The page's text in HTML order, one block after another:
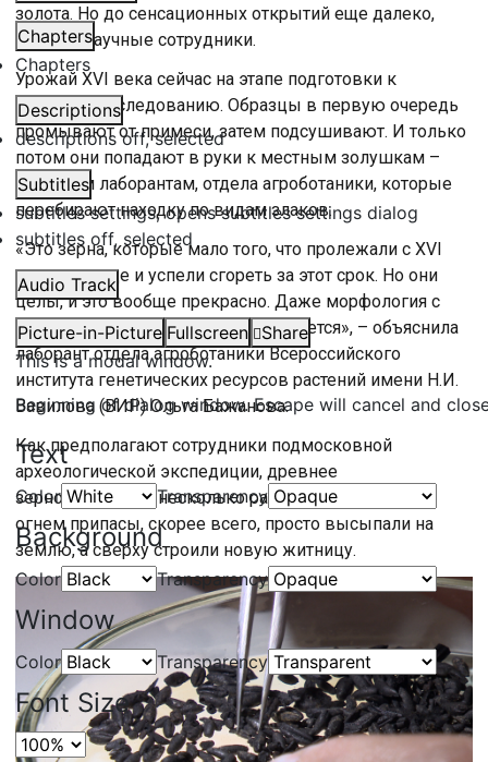
Chapters
Chapters
Descriptions
descriptions off, selected
Subtitles
subtitles settings, opens subtitles settings dialog
subtitles off, selected
Audio Track
Picture-in-Picture Fullscreen
Share
This is a modal window.
Beginning of dialog window. Escape will cancel and
Text
Color Transparency
Background
Color Transparency
Window
Color Transparency
Font Size
золота. Но до сенсационных открытий еще далеко,
говорят научные сотрудники.
Урожай XVI века сейчас на этапе подготовки к
главному исследованию. Образцы в первую очередь
промывают от примеси, затем подсушивают. И только
потом они попадают в руки к местным золушкам –
молодым лаборантам, отдела агроботаники, которые
перебирают находку по видам злаков.
«Это зерна, которые мало того, что пролежали с XVI
века, они еще и успели сгореть за этот срок. Но они
целы, и это вообще прекрасно. Даже морфология с
учетом изменения все еще сохраняется», – объяснила
лаборант отдела агроботаники Всероссийского
института генетических ресурсов растений имени Н.И.
Вавилова (ВИР) Ольга Бажанова.
Как предполагают сотрудники подмосковной
археологической экспедиции, древнее
зернохранилище несколько раз горело. Тронутые
огнем припасы, скорее всего, просто высыпали на
землю, а сверху строили новую житницу.